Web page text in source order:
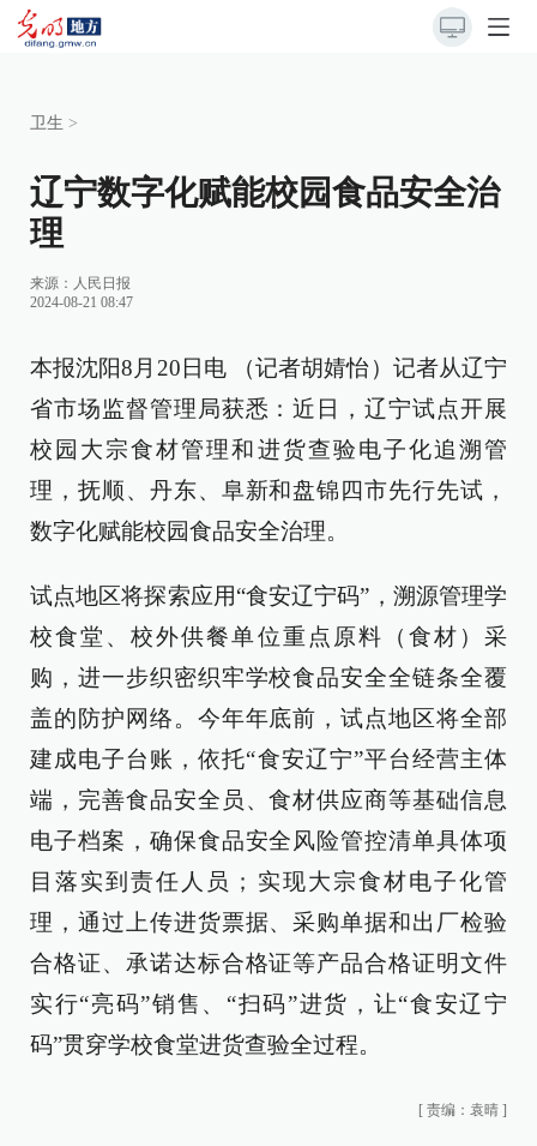
卫生 >
辽宁数字化赋能校园食品安全治
理
来源： 人民日报
2024-08-21 08:47
本报沈阳8月20日电 （记者胡婧怡）记者从辽宁
省市场监督管理局获悉：近日，辽宁试点开展
校园大宗食材管理和进货查验电子化追溯管
理，抚顺、丹东、阜新和盘锦四市先行先试，
数字化赋能校园食品安全治理。
试点地区将探索应用“食安辽宁码”，溯源管理学
校食堂、校外供餐单位重点原料（食材）采
购，进一步织密织牢学校食品安全全链条全覆
盖的防护网络。今年年底前，试点地区将全部
建成电子台账，依托“食安辽宁”平台经营主体
端，完善食品安全员、食材供应商等基础信息
电子档案，确保食品安全风险管控清单具体项
目落实到责任人员；实现大宗食材电子化管
理，通过上传进货票据、采购单据和出厂检验
合格证、承诺达标合格证等产品合格证明文件
实行“亮码”销售、“扫码”进货，让“食安辽宁
码”贯穿学校食堂进货查验全过程。
[ 责编：袁晴 ]